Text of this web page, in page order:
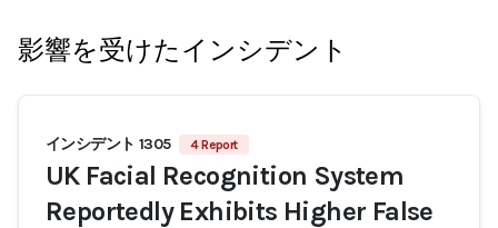
影響を受けたインシデント
インシデント 1305 4 Report
UK Facial Recognition System
Reportedly Exhibits Higher False